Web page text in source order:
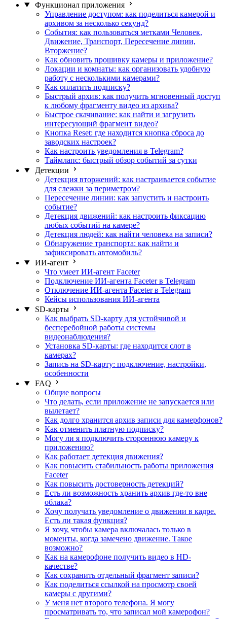
Функционал приложения
Управление доступом: как поделиться камерой и
архивом за несколько секунд?
События: как пользоваться метками Человек,
Движение, Транспорт, Пересечение линии,
Вторжение?
Как обновить прошивку камеры и приложение?
Локации и комнаты: как организовать удобную
работу с несколькими камерами?
Как оплатить подписку?
Быстрый архив: как получить мгновенный доступ
к любому фрагменту видео из архива?
Быстрое скачивание: как найти и загрузить
интересующий фрагмент видео?
Кнопка Reset: где находится кнопка сброса до
заводских настроек?
Как настроить уведомления в Telegram?
Таймлапс: быстрый обзор событий за сутки
Детекции
Детекция вторжений: как настраивается событие
для слежки за периметром?
Пересечение линии: как запустить и настроить
событие?
Детекция движений: как настроить фиксацию
любых событий на камере?
Детекция людей: как найти человека на записи?
Обнаружение транспорта: как найти и
зафиксировать автомобиль?
ИИ-агент
Что умеет ИИ-агент Faceter
Подключение ИИ-агента Faceter в Telegram
Отключение ИИ-агента Faceter в Telegram
Кейсы использования ИИ-агента
SD-карты
Как выбрать SD-карту для устойчивой и
бесперебойной работы системы
видеонаблюдения?
Установка SD-карты: где находится слот в
камерах?
Запись на SD-карту: подключение, настройки,
особенности
FAQ
Общие вопросы
Что делать, если приложение не запускается или
вылетает?
Как долго хранится архив записи для камерфонов?
Как отменить платную подписку?
Могу ли я подключить стороннюю камеру к
приложению?
Как работает детекция движения?
Как повысить стабильность работы приложения
Faceter
Как повысить достоверность детекций?
Есть ли возможность хранить архив где-то вне
облака?
Хочу получать уведомление о движении в кадре.
Есть ли такая функция?
Я хочу, чтобы камера включалась только в
моменты, когда замечено движение. Такое
возможно?
Как на камерофоне получить видео в HD-
качестве?
Как сохранить отдельный фрагмент записи?
Как поделиться ссылкой на просмотр своей
камеры с другими?
У меня нет второго телефона. Я могу
просматривать то, что записал мой камерофон?